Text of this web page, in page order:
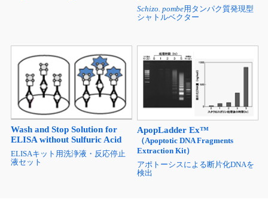
Schizo. pombe用タンパク質発現型
シャトルベクター
Wash and Stop Solution for
ELISA without Sulfuric Acid
ELISAキット用洗浄液・反応停止
液セット
ApopLadder Ex™
（Apoptotic DNA Fragments
Extraction Kit）
アポトーシスによる断片化DNAを
検出